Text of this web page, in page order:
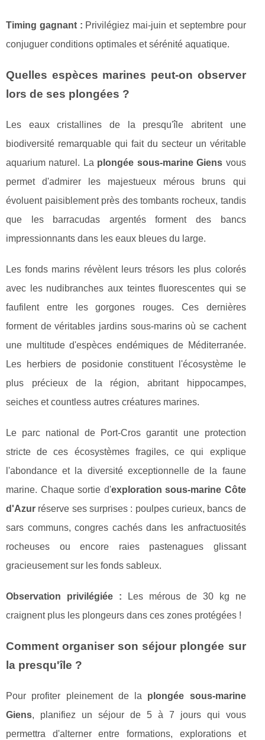
Timing gagnant : Privilégiez mai-juin et septembre pour
conjuguer conditions optimales et sérénité aquatique.
Quelles espèces marines peut-on observer
lors de ses plongées ?
Les eaux cristallines de la presqu'île abritent une
biodiversité remarquable qui fait du secteur un véritable
aquarium naturel. La plongée sous-marine Giens vous
permet d'admirer les majestueux mérous bruns qui
évoluent paisiblement près des tombants rocheux, tandis
que les barracudas argentés forment des bancs
impressionnants dans les eaux bleues du large.
Les fonds marins révèlent leurs trésors les plus colorés
avec les nudibranches aux teintes fluorescentes qui se
faufilent entre les gorgones rouges. Ces dernières
forment de véritables jardins sous-marins où se cachent
une multitude d'espèces endémiques de Méditerranée.
Les herbiers de posidonie constituent l'écosystème le
plus précieux de la région, abritant hippocampes,
seiches et countless autres créatures marines.
Le parc national de Port-Cros garantit une protection
stricte de ces écosystèmes fragiles, ce qui explique
l'abondance et la diversité exceptionnelle de la faune
marine. Chaque sortie d'exploration sous-marine Côte
d'Azur réserve ses surprises : poulpes curieux, bancs de
sars communs, congres cachés dans les anfractuosités
rocheuses ou encore raies pastenagues glissant
gracieusement sur les fonds sableux.
Observation privilégiée : Les mérous de 30 kg ne
craignent plus les plongeurs dans ces zones protégées !
Comment organiser son séjour plongée sur
la presqu'île ?
Pour profiter pleinement de la plongée sous-marine
Giens, planifiez un séjour de 5 à 7 jours qui vous
permettra d'alterner entre formations, explorations et